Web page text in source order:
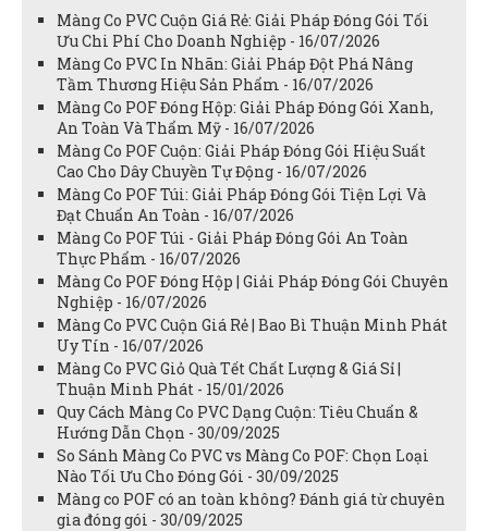
Màng Co PVC Cuộn Giá Rẻ: Giải Pháp Đóng Gói Tối
Ưu Chi Phí Cho Doanh Nghiệp - 16/07/2026
Màng Co PVC In Nhãn: Giải Pháp Đột Phá Nâng
Tầm Thương Hiệu Sản Phẩm - 16/07/2026
Màng Co POF Đóng Hộp: Giải Pháp Đóng Gói Xanh,
An Toàn Và Thẩm Mỹ - 16/07/2026
Màng Co POF Cuộn: Giải Pháp Đóng Gói Hiệu Suất
Cao Cho Dây Chuyền Tự Động - 16/07/2026
Màng Co POF Túi: Giải Pháp Đóng Gói Tiện Lợi Và
Đạt Chuẩn An Toàn - 16/07/2026
Màng Co POF Túi - Giải Pháp Đóng Gói An Toàn
Thực Phẩm - 16/07/2026
Màng Co POF Đóng Hộp | Giải Pháp Đóng Gói Chuyên
Nghiệp - 16/07/2026
Màng Co PVC Cuộn Giá Rẻ | Bao Bì Thuận Minh Phát
Uy Tín - 16/07/2026
Màng Co PVC Giỏ Quà Tết Chất Lượng & Giá Sỉ |
Thuận Minh Phát - 15/01/2026
Quy Cách Màng Co PVC Dạng Cuộn: Tiêu Chuẩn &
Hướng Dẫn Chọn - 30/09/2025
So Sánh Màng Co PVC vs Màng Co POF: Chọn Loại
Nào Tối Ưu Cho Đóng Gói - 30/09/2025
Màng co POF có an toàn không? Đánh giá từ chuyên
gia đóng gói - 30/09/2025